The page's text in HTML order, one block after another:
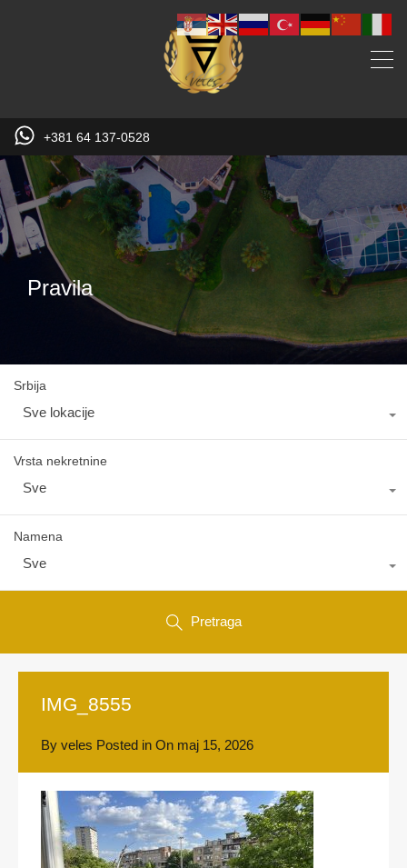
+381 64 137-0528
Pravila
Srbija
Sve lokacije
Vrsta nekretnine
Sve
Namena
Sve
Pretraga
IMG_8555
By veles Posted in On maj 15, 2026